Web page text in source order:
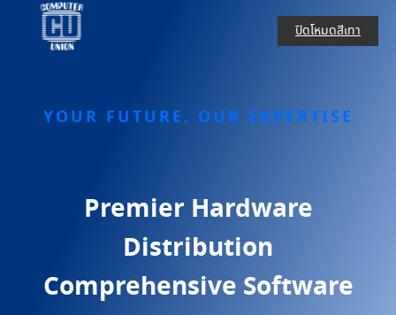
YOUR FUTURE, OUR EXPERTISE
Premier Hardware
Distribution
Comprehensive Software
ปิดโหมดสีเทา